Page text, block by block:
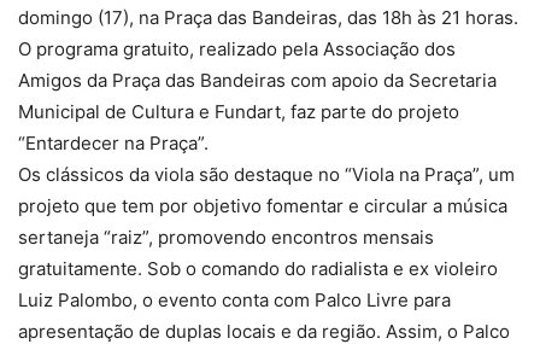
domingo (17), na Praça das Bandeiras, das 18h às 21 horas.
O programa gratuito, realizado pela Associação dos
Amigos da Praça das Bandeiras com apoio da Secretaria
Municipal de Cultura e Fundart, faz parte do projeto
“Entardecer na Praça”.
Os clássicos da viola são destaque no “Viola na Praça”, um
projeto que tem por objetivo fomentar e circular a música
sertaneja “raiz”, promovendo encontros mensais
gratuitamente. Sob o comando do radialista e ex violeiro
Luiz Palombo, o evento conta com Palco Livre para
apresentação de duplas locais e da região. Assim, o Palco